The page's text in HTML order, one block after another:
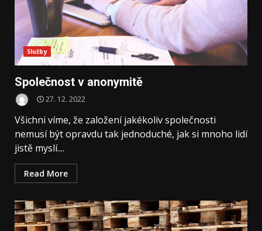
Služby
Společnost v anonymitě
27. 12. 2022
Všichni víme, že založení jakékoliv společnosti
nemusí být opravdu tak jednoduché, jak si mnoho lidí
jistě myslí....
Read More